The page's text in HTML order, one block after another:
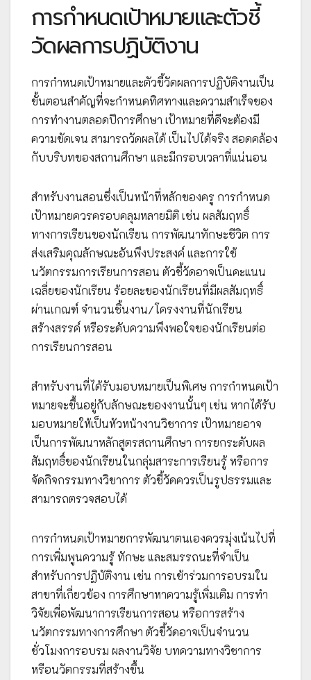
การกำหนดเป้าหมายและตัวชี้
วัดผลการปฏิบัติงาน
การกำหนดเป้าหมายและตัวชี้วัดผลการปฏิบัติงานเป็น
ขั้นตอนสำคัญที่จะกำหนดทิศทางและความสำเร็จของ
การทำงานตลอดปีการศึกษา เป้าหมายที่ดีจะต้องมี
ความชัดเจน สามารถวัดผลได้ เป็นไปได้จริง สอดคล้อง
กับบริบทของสถานศึกษา และมีกรอบเวลาที่แน่นอน
สำหรับงานสอนซึ่งเป็นหน้าที่หลักของครู การกำหนด
เป้าหมายควรครอบคลุมหลายมิติ เช่น ผลสัมฤทธิ์
ทางการเรียนของนักเรียน การพัฒนาทักษะชีวิต การ
ส่งเสริมคุณลักษณะอันพึงประสงค์ และการใช้
นวัตกรรมการเรียนการสอน ตัวชี้วัดอาจเป็นคะแนน
เฉลี่ยของนักเรียน ร้อยละของนักเรียนที่มีผลสัมฤทธิ์
ผ่านเกณฑ์ จำนวนชิ้นงาน/โครงงานที่นักเรียน
สร้างสรรค์ หรือระดับความพึงพอใจของนักเรียนต่อ
การเรียนการสอน
สำหรับงานที่ได้รับมอบหมายเป็นพิเศษ การกำหนดเป้า
หมายจะขึ้นอยู่กับลักษณะของงานนั้นๆ เช่น หากได้รับ
มอบหมายให้เป็นหัวหน้างานวิชาการ เป้าหมายอาจ
เป็นการพัฒนาหลักสูตรสถานศึกษา การยกระดับผล
สัมฤทธิ์ของนักเรียนในกลุ่มสาระการเรียนรู้ หรือการ
จัดกิจกรรมทางวิชาการ ตัวชี้วัดควรเป็นรูปธรรมและ
สามารถตรวจสอบได้
การกำหนดเป้าหมายการพัฒนาตนเองควรมุ่งเน้นไปที่
การเพิ่มพูนความรู้ ทักษะ และสมรรถนะที่จำเป็น
สำหรับการปฏิบัติงาน เช่น การเข้าร่วมการอบรมใน
สาขาที่เกี่ยวข้อง การศึกษาหาความรู้เพิ่มเติม การทำ
วิจัยเพื่อพัฒนาการเรียนการสอน หรือการสร้าง
นวัตกรรมทางการศึกษา ตัวชี้วัดอาจเป็นจำนวน
ชั่วโมงการอบรม ผลงานวิจัย บทความทางวิชาการ
หรือนวัตกรรมที่สร้างขึ้น